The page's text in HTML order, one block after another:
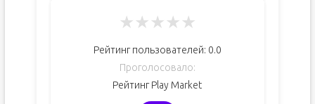
★★★★★
Рейтинг пользователей: 0.0
Проголосовало:
Рейтинг Play Market